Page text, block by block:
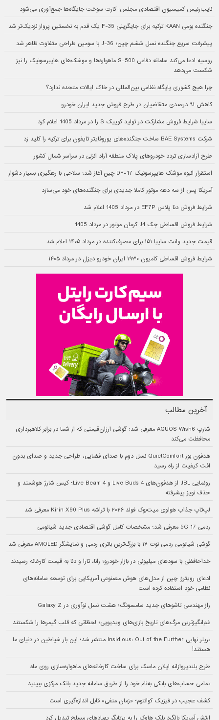
نایب‌رئیس کمیسیون اقتصادی مجلس: کارت سوخت جایگاه‌ها جمع‌آوری می‌شود
جنگنده بومی KAAN ترکیه برای جایگزینی F-35 یک قدم به نخستین پرواز نزدیک‌تر شد
پیشرفت سریع جنگنده نسل ششم چین؛ J-36 با سومین طراحی متفاوت ظاهر شد
روسیه ادعا می‌کند سامانه دفاعی S-500 ماهواره‌ها و موشک‌های هایپرسونیک را نیز
شکست می‌دهد
چرا هیچ کشوری پایگاه نظامی بین‌المللی در خاک ایالات متحده ندارد؟
کاهش ۹۱ درصدی متقاضیان در طرح فروش جدید ایران خودرو
سایپا شرایط فروش مشارکت در تولید کوییک S را در مرداد 1405 اعلام کرد
شرکت BAE Systems ساخت جنگنده‌های یوروفایتر تایفون برای ترکیه را کلید زد
طرح آزادسازی تردد خودروهای پلاک منطقه آزاد انزلی در سراسر شمال کشور
استقرار انبوه موشک هایپرسونیک DF-17 چین آغاز شد؛ سلاحی با رهگیری بسیار دشوار
آمریکا پس از سه دهه موتور کاملا جدیدی برای جنگنده‌های خود می‌سازد
شرایط فروش دنا پلاس EF7P در مرداد 1405 اعلام شد
شرایط فروش اقساطی جک J4 کرمان موتور در مرداد 1405
قیمت جدید وانت سایپا ۱۵۱ برای مصرف‌کننده در مرداد ۱۴۰۵ اعلام شد
شرایط فروش اقساطی کامیون ۱۹۳۰ ایران خودرو دیزل در مرداد ۱۴۰۵
آخرین مطالب
شارپ AQUOS Wish6 معرفی شد؛ گوشی ارزان‌قیمتی که از شما در برابر کلاهبرداری
محافظت می‌کند
هدفون بوز QuietComfort نسل دوم با صدای فضایی، طراحی جدید و صدای بدون
افت کیفیت از راه رسید
رونمایی JBL از هدفون‌های Live Buds 4 و Live Beam 4؛ کیس شارژ هوشمند و
حذف نویز پیشرفته
لپ‌تاپ جذاب هواوی میت‌بوک فولد ۲۰۲۶ با تراشه Kirin X90 Plus معرفی شد
ردمی 17 5G معرفی شد؛ مشخصات کامل گوشی اقتصادی جدید شیائومی
گوشی شیائومی ردمی نوت ۱۷ با بزرگ‌ترین باتری ردمی و نمایشگر AMOLED معرفی شد
خداحافظی با سودهای میلیونی در بازار خودرو؛ رانا، تارا و دنا به قیمت کارخانه رسیدند
ادعای رویترز: چین از مدل‌های هوش مصنوعی آمریکایی برای توسعه سامانه‌های
نظامی خود استفاده کرده است
راز مهندسی تاشوهای جدید سامسونگ؛ هشت نسل نوآوری در Galaxy Z
غم‌انگیزترین مرگ‌های تاریخ بازی‌های ویدیویی؛ لحظاتی که قلب گیمرها را شکستند
تریلر نهایی Insidious: Out of the Further منتشر شد؛ این بار شیاطین در دنیای ما
هستند!
طرح بلندپروازانه ایلان ماسک برای ساخت کارخانه‌های ماهواره‌سازی روی ماه
تمامی حساب‌های بانکی به‌نام خود را از طریق سامانه جدید بانک مرکزی ببینید
کشف عجیب در فیزیک کوانتوم؛ «زمان منفی» قابل اندازه‌گیری است